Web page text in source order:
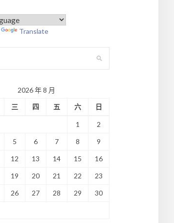
Translate
2026 年 8 月
三 四 五 六 日
1 2
5 6 7 8 9
12 13 14 15 16
19 20 21 22 23
26 27 28 29 30